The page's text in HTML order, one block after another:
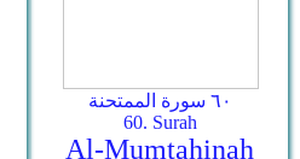
٦٠ سورة الممتحنة
60. Surah
Al-Mumtahinah